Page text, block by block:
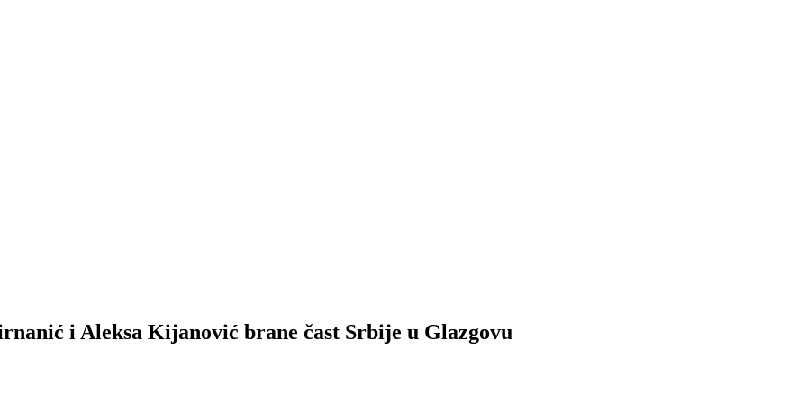
i Aleksa Kijanović brane čast Srbije u Glazgovu